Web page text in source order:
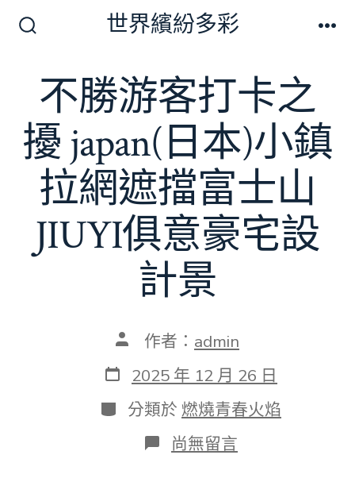
切
換
開
關
世界繽紛多彩
不勝游客打卡之
擾 japan(日本)小鎮
拉網遮擋富士山
JIUYI俱意豪宅設
計景
文
作
者
作者： admin
發
表
日
期
2025 年 12 月 26 日
分
類
分類於 燃燒青春火焰
在
〈不
尚無留言